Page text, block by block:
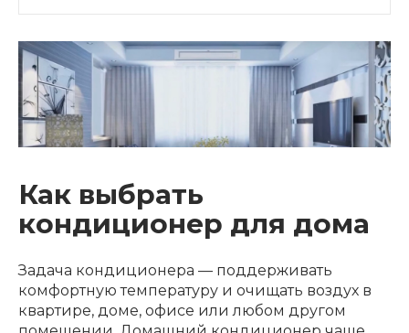
Как выбрать
кондиционер для дома
Задача кондиционера — поддерживать
комфортную температуру и очищать воздух в
квартире, доме, офисе или любом другом